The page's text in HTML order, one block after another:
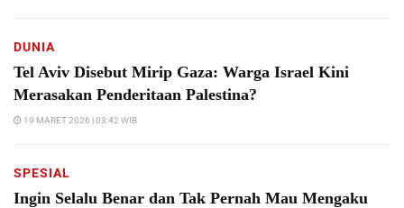
DUNIA
Tel Aviv Disebut Mirip Gaza: Warga Israel Kini
Merasakan Penderitaan Palestina?
19 MARET 2026 | 03:42 WIB
SPESIAL
Ingin Selalu Benar dan Tak Pernah Mau Mengaku